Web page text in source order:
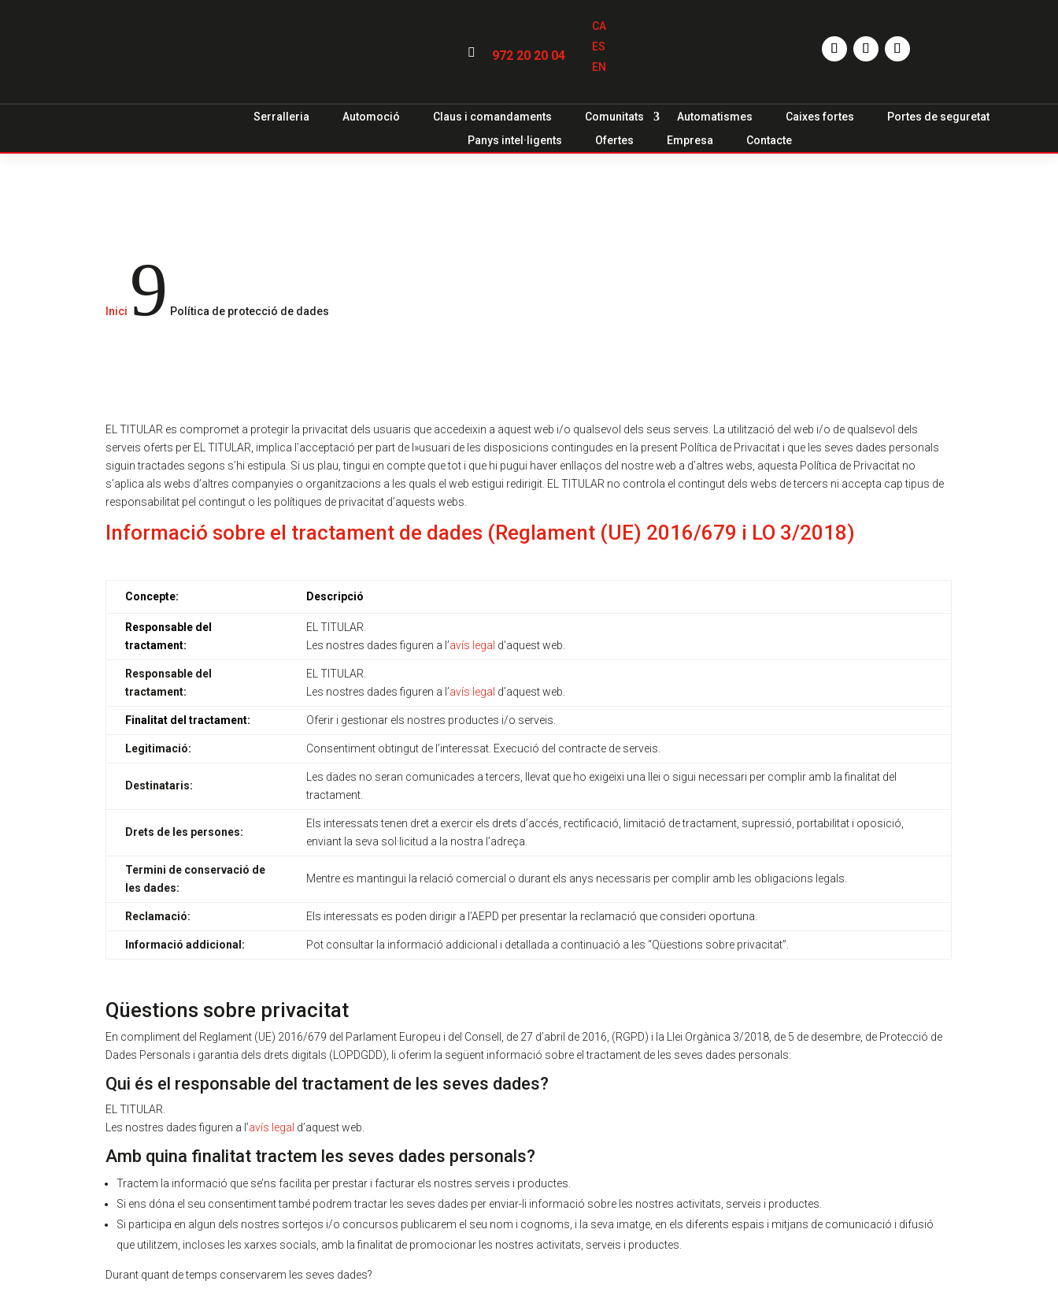
 972 20 20 04
CA
ES
EN
Serralleria Automoció Claus i comandaments Comunitats Automatismes Caixes fortes
Portes de seguretat
Panys intel·ligents
Ofertes Empresa Contacte
Inici 9 Política de protecció de dades
EL TITULAR es compromet a protegir la privacitat dels usuaris que accedeixin a aquest web i/o qualsevol dels seus serveis. La utilització del web i/o de qualsevol dels
serveis oferts per EL TITULAR, implica l’acceptació per part de l»usuari de les disposicions contingudes en la present Política de Privacitat i que les seves dades personals
siguin tractades segons s’hi estipula. Si us plau, tingui en compte que tot i que hi pugui haver enllaços del nostre web a d’altres webs, aquesta Política de Privacitat no
s’aplica als webs d’altres companyies o organitzacions a les quals el web estigui redirigit. EL TITULAR no controla el contingut dels webs de tercers ni accepta cap tipus de
responsabilitat pel contingut o les polítiques de privacitat d’aquests webs.
Informació sobre el tractament de dades (Reglament (UE) 2016/679 i LO 3/2018)
Concepte: Descripció
Responsable del
tractament:
EL TITULAR.
Les nostres dades figuren a l’avís legal d’aquest web.
Responsable del
tractament:
EL TITULAR.
Les nostres dades figuren a l’avís legal d’aquest web.
Finalitat del tractament: Oferir i gestionar els nostres productes i/o serveis.
Legitimació: Consentiment obtingut de l’interessat. Execució del contracte de serveis.
Destinataris:
Les dades no seran comunicades a tercers, llevat que ho exigeixi una llei o sigui necessari per complir amb la finalitat del
tractament.
Drets de les persones:
Els interessats tenen dret a exercir els drets d’accés, rectificació, limitació de tractament, supressió, portabilitat i oposició,
enviant la seva sol·licitud a la nostra l’adreça.
Termini de conservació de
les dades:
Mentre es mantingui la relació comercial o durant els anys necessaris per complir amb les obligacions legals.
Reclamació: Els interessats es poden dirigir a l’AEPD per presentar la reclamació que consideri oportuna.
Informació addicional: Pot consultar la informació addicional i detallada a continuació a les “Qüestions sobre privacitat”.
Qüestions sobre privacitat
En compliment del Reglament (UE) 2016/679 del Parlament Europeu i del Consell, de 27 d’abril de 2016, (RGPD) i la Llei Orgànica 3/2018, de 5 de desembre, de Protecció de
Dades Personals i garantia dels drets digitals (LOPDGDD), li oferim la següent informació sobre el tractament de les seves dades personals:
Qui és el responsable del tractament de les seves dades?
EL TITULAR.
Les nostres dades figuren a l’avís legal d’aquest web.
Amb quina finalitat tractem les seves dades personals?
Tractem la informació que se’ns facilita per prestar i facturar els nostres serveis i productes.
Si ens dóna el seu consentiment també podrem tractar les seves dades per enviar-li informació sobre les nostres activitats, serveis i productes.
Si participa en algun dels nostres sortejos i/o concursos publicarem el seu nom i cognoms, i la seva imatge, en els diferents espais i mitjans de comunicació i difusió
que utilitzem, incloses les xarxes socials, amb la finalitat de promocionar les nostres activitats, serveis i productes.
Durant quant de temps conservarem les seves dades?